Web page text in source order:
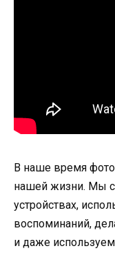
В наше время
нашей жизни. Мы
устройствах,
воспоминаний,
и даже